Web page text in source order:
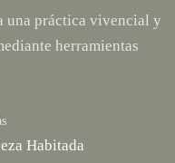
una práctica vivencial y
herramientas
Habitada